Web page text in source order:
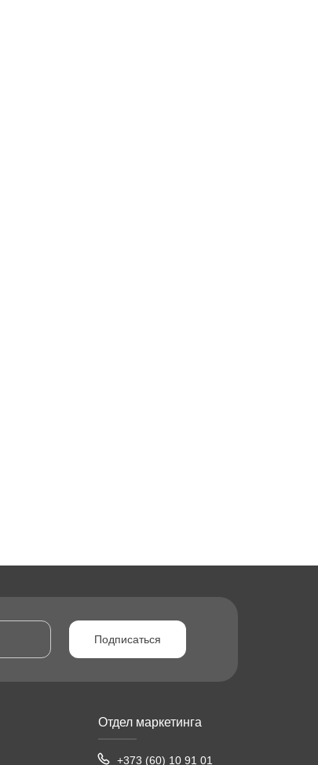
Подписаться
Отдел маркетинга
+373 (60) 10 91 01